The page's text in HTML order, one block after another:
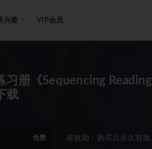
兴趣 VIP会员
册《Sequencing Reading
载
免费 有效期：购买后永久有效